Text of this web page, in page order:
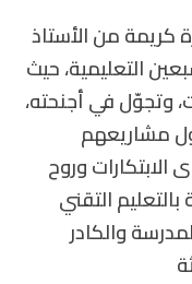
كريمة من الأستاذ
التعليمية، حيث
وتجوّل في أجنحته،
مشاريعهم
وروح
التقني
والكادر